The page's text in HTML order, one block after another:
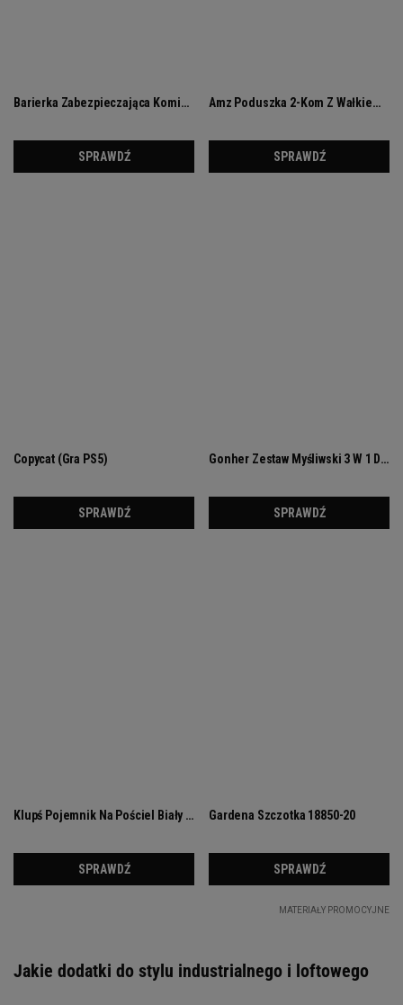
Jakie dodatki do stylu industrialnego i loftowego